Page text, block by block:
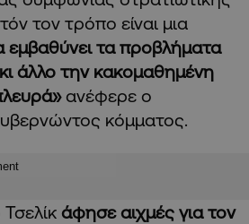
τον τρόπο είναι μια
εμβαθύνει τα προβλήματα
άλλο την κακομαθημένη
ανέφερε ο
κόμματος.
άφησε αιχμές για τον